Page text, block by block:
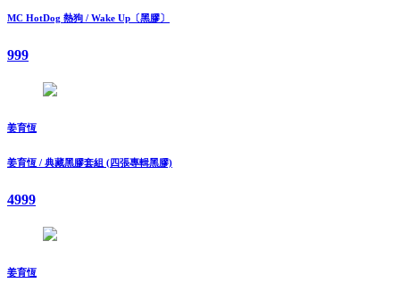
MC HotDog 熱狗 / Wake Up〔黑膠〕
999
姜育恆
姜育恆 / 典藏黑膠套組 (四張專輯黑膠)
4999
姜育恆